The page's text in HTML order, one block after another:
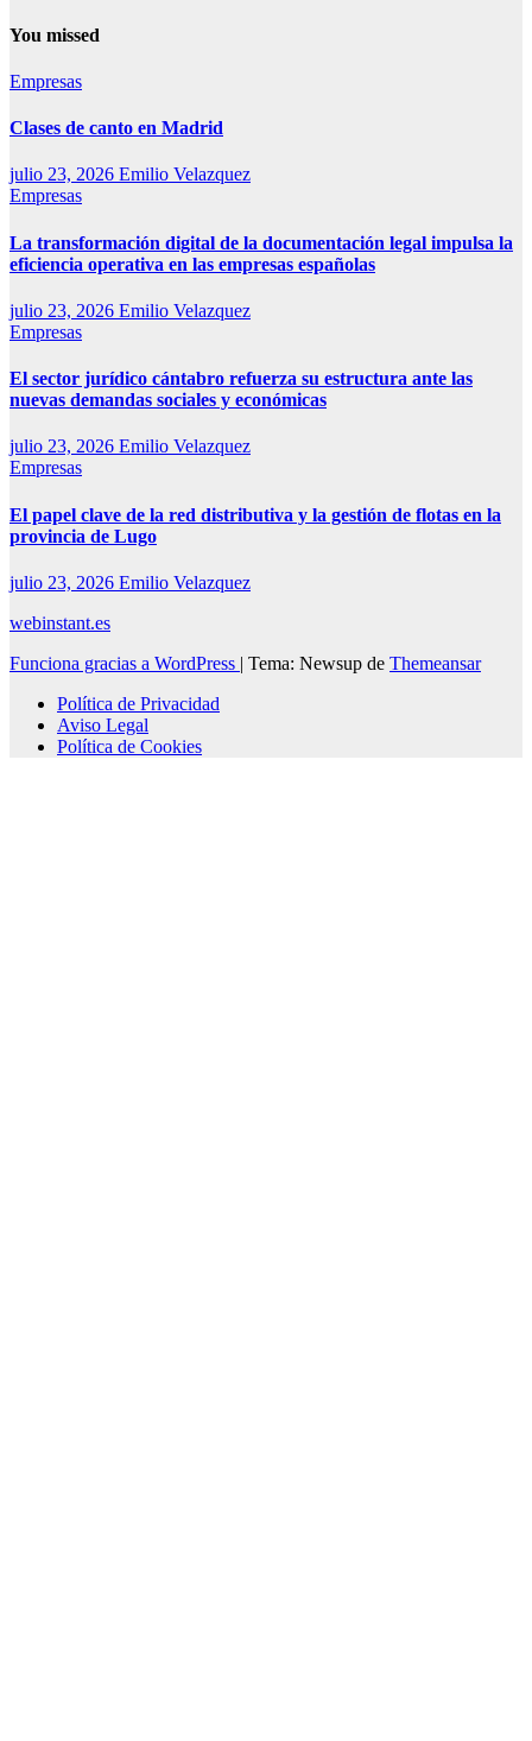
You missed
Empresas
Clases de canto en Madrid
julio 23, 2026 Emilio Velazquez
Empresas
La transformación digital de la documentación legal impulsa la
eficiencia operativa en las empresas españolas
julio 23, 2026 Emilio Velazquez
Empresas
El sector jurídico cántabro refuerza su estructura ante las
nuevas demandas sociales y económicas
julio 23, 2026 Emilio Velazquez
Empresas
El papel clave de la red distributiva y la gestión de flotas en la
provincia de Lugo
julio 23, 2026 Emilio Velazquez
webinstant.es
Funciona gracias a WordPress | Tema: Newsup de Themeansar
Política de Privacidad
Aviso Legal
Política de Cookies